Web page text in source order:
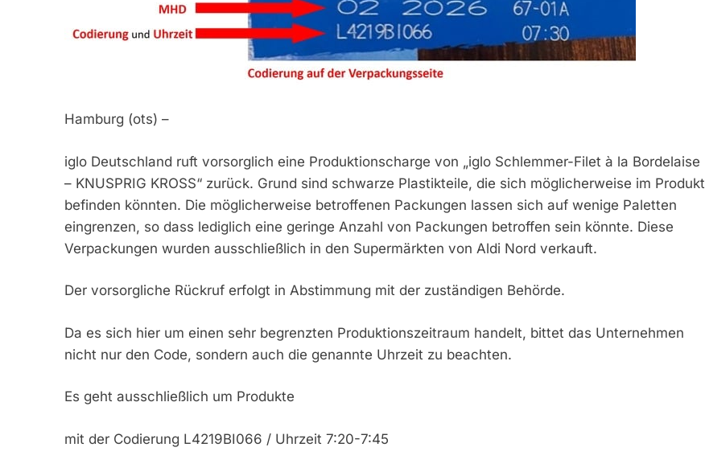
Hamburg (ots) –
iglo Deutschland ruft vorsorglich eine Produktionscharge von „iglo Schlemmer-Filet à la Bordelaise
– KNUSPRIG KROSS“ zurück. Grund sind schwarze Plastikteile, die sich möglicherweise im Produkt
befinden könnten. Die möglicherweise betroffenen Packungen lassen sich auf wenige Paletten
eingrenzen, so dass lediglich eine geringe Anzahl von Packungen betroffen sein könnte. Diese
Verpackungen wurden ausschließlich in den Supermärkten von Aldi Nord verkauft.
Der vorsorgliche Rückruf erfolgt in Abstimmung mit der zuständigen Behörde.
Da es sich hier um einen sehr begrenzten Produktionszeitraum handelt, bittet das Unternehmen
nicht nur den Code, sondern auch die genannte Uhrzeit zu beachten.
Es geht ausschließlich um Produkte
mit der Codierung L4219BI066 / Uhrzeit 7:20-7:45